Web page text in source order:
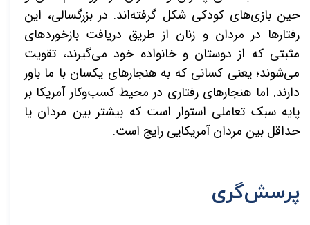
حین بازی‌های کودکی شکل گرفته‌اند. در بزرگسالی، این
رفتارها در مردان و زنان از طریق دریافت بازخوردهای
مثبتی که از دوستان و خانواده خود می‌گیرند، تقویت
می‌شوند؛ یعنی کسانی که به هنجارهای یکسان با ما باور
دارند. اما هنجارهای رفتاری در محیط کسب‌وکار آمریکا بر
پایه سبک تعاملی استوار است که بیشتر بین مردان یا
حداقل بین مردان آمریکایی رایج است.
پرسش‌گری